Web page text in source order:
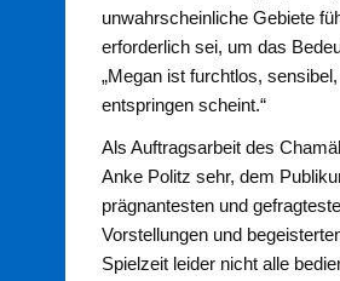
unwahrscheinliche Gebiete
erforderlich sei, um das
„Megan ist furchtlos,
entspringen scheint.“
Als Auftragsarbeit des
Anke Politz sehr, dem
prägnantesten und
Vorstellungen und
Spielzeit leider nicht alle